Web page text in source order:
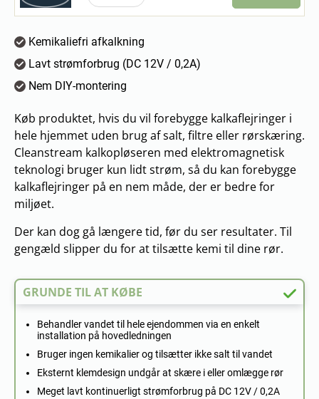
Kemikaliefri afkalkning
Lavt strømforbrug (DC 12V / 0,2A)
Nem DIY-montering
Køb produktet, hvis du vil forebygge kalkaflejringer i
hele hjemmet uden brug af salt, filtre eller rørskæring.
Cleanstream kalkopløseren med elektromagnetisk
teknologi bruger kun lidt strøm, så du kan forebygge
kalkaflejringer på en nem måde, der er bedre for
miljøet.
Der kan dog gå længere tid, før du ser resultater. Til
gengæld slipper du for at tilsætte kemi til dine rør.
GRUNDE TIL AT KØBE
Behandler vandet til hele ejendommen via en enkelt
installation på hovedledningen
Bruger ingen kemikalier og tilsætter ikke salt til vandet
Eksternt klemdesign undgår at skære i eller omlægge rør
Meget lavt kontinuerligt strømforbrug på DC 12V / 0,2A